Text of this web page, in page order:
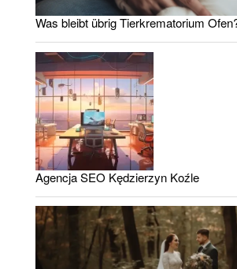
Was bleibt übrig Tierkrematorium
Agencja SEO Kędzierzyn Koźle